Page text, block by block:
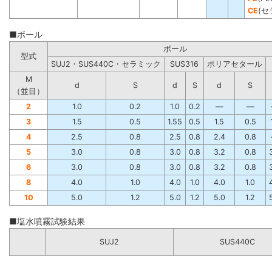
CE(セ
■ボール
型式
ボール
SUJ2・SUS440C・セラミック
SUS316
ポリアセタール
M
（並目）
d S d S d S
2 1.0 0.2 1.0 0.2 ― ―
3
1.5 0.5 1.55 0.5 1.5 0.5
4
2.5 0.8 2.5 0.8 2.4 0.8
5
3.0 0.8 3.0 0.8 3.2 0.8
6
3.0 0.8 3.0 0.8 3.2 0.8
8
4.0 1.0 4.0 1.0 4.0 1.0
10
5.0 1.2 5.0 1.2 5.0 1.2
■塩水噴霧試験結果
SUJ2 SUS440C